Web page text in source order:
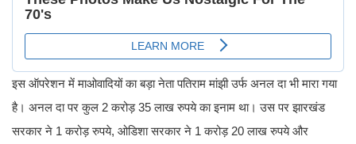
इस ऑपरेशन में माओवादियों का बड़ा नेता पतिराम मांझी उर्फ अनल दा भी मारा गया
है। अनल दा पर कुल 2 करोड़ 35 लाख रुपये का इनाम था। उस पर झारखंड
सरकार ने 1 करोड़ रुपये, ओडिशा सरकार ने 1 करोड़ 20 लाख रुपये और